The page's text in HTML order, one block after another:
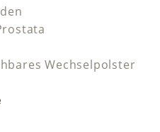
Wechselpolster